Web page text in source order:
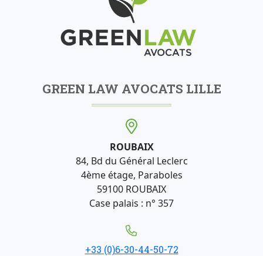
GREEN LAW AVOCATS LILLE
ROUBAIX
84, Bd du Général Leclerc
4ème étage, Paraboles
59100 ROUBAIX
Case palais : n° 357
+33 (0)6-30-44-50-72